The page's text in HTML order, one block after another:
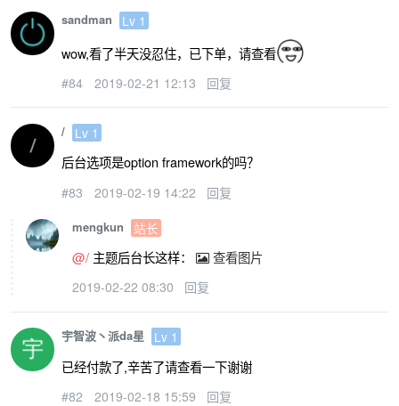
sandman Lv 1
wow,看了半天没忍住，已下单，请查看
#84 2019-02-21 12:13 回复
/ Lv 1
后台选项是option framework的吗？
#83 2019-02-19 14:22 回复
mengkun 站长
@/ 主题后台长这样： 查看图片
2019-02-22 08:30 回复
宇智波丶派da星 Lv 1
已经付款了,辛苦了请查看一下谢谢
#82 2019-02-18 15:59 回复